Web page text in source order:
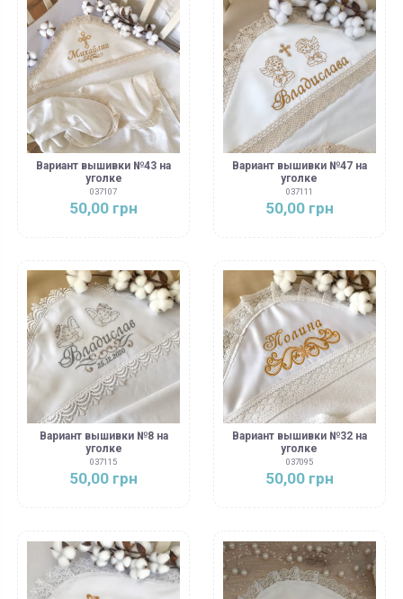
Вариант вышивки №43 на
уголке
037107
50,00 грн
Вариант вышивки №47 на
уголке
037111
50,00 грн
Вариант вышивки №8 на
уголке
037115
50,00 грн
Вариант вышивки №32 на
уголке
037095
50,00 грн